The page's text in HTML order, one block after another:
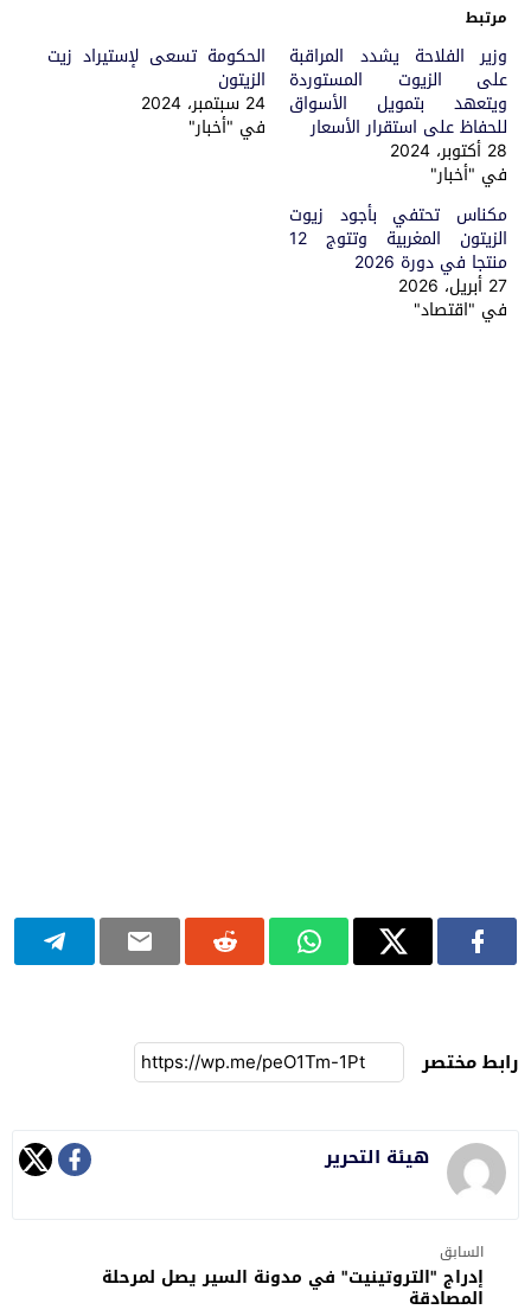
مرتبط
وزير الفلاحة يشدد المراقبة
على الزيوت المستوردة
ويتعهد بتمويل الأسواق
للحفاظ على استقرار الأسعار
28 أكتوبر، 2024
في "أخبار"
الحكومة تسعى لإستيراد زيت
الزيتون
24 سبتمبر، 2024
في "أخبار"
مكناس تحتفي بأجود زيوت
الزيتون المغربية وتتوج 12
منتجا في دورة 2026
27 أبريل، 2026
في "اقتصاد"
رابط مختصر
هيئة التحرير
السابق
إدراج "التروتينيت" في مدونة السير يصل لمرحلة
المصادقة